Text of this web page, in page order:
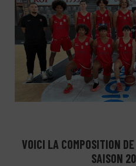
VOICI LA COMPOSITION
SAISON